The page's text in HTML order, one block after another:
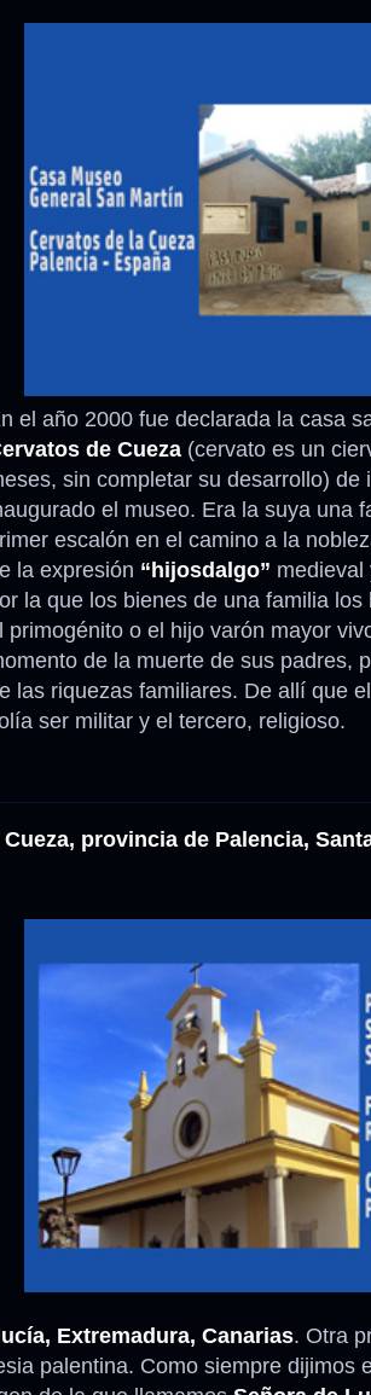
el año 2000 fue declarada la casa
de Cueza(cervato es un
sin completar su desarrollo) de
el museo. Era la suya una
escalón en el camino a la
la expresión “hijosdalgo” medieval
la que los bienes de una familia
primogénito o el hijo varón mayor
de la muerte de sus padres,
las riquezas familiares. De allí que
ser militar y el tercero, religioso.
provincia de Palencia,
Extremadura, Canarias. Otra
palentina. Como siempre dijimos